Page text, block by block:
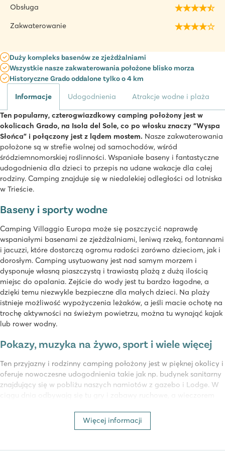
Obsługa
Zakwaterowanie
Duży kompleks basenów ze zjeżdżalniami
Wszystkie nasze zakwaterowania położone blisko morza
Historyczne Grado oddalone tylko o 4 km
Informacje Udogodnienia Atrakcje wodne i plaża
Ten popularny, czterogwiazdkowy camping położony jest w
okolicach Grado, na Isola del Sole, co po włosku znaczy “Wyspa
Słońca” i połączony jest z lądem mostem. Nasze zakwaterowania
położone są w strefie wolnej od samochodów, wśród
śródziemnomorskiej roślinności. Wspaniałe baseny i fantastyczne
udogodnienia dla dzieci to przepis na udane wakacje dla całej
rodziny. Camping znajduje się w niedalekiej odległości od lotniska
w Trieście.
Baseny i sporty wodne
Camping Villaggio Europa może się poszczycić naprawdę
wspaniałymi basenami ze zjeżdżalniami, leniwą rzeką, fontannami
i jacuzzi, które dostarczą ogromu radości zarówno dzieciom, jak i
dorosłym. Camping usytuowany jest nad samym morzem i
dysponuje własną piaszczystą i trawiastą plażą z dużą ilością
miejsc do opalania. Zejście do wody jest tu bardzo łagodne, a
dzięki temu niezwykle bezpieczne dla małych dzieci. Na plaży
istnieje możliwość wypożyczenia leżaków, a jeśli macie ochotę na
trochę aktywności na świeżym powietrzu, można tu wynająć kajak
lub rower wodny.
Pokazy, muzyka na żywo, sport i wiele więcej
Ten przyjazny i rodzinny camping położony jest w pięknej okolicy i
oferuje nowoczesne udogodnienia takie jak np. budynek sanitarny
znajdujący się w pobliżu naszych namiotów z gazebo i Lodge. W
ciągu dnia odbywają się tu gry i zabawy ruchowe, a wieczorem
sklepy oraz restaurację z widokiem na morze.
Więcej informacji